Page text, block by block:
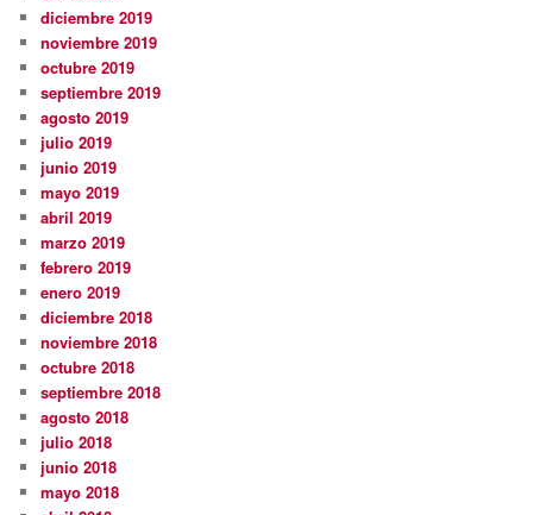
diciembre 2019
noviembre 2019
octubre 2019
septiembre 2019
agosto 2019
julio 2019
junio 2019
mayo 2019
abril 2019
marzo 2019
febrero 2019
enero 2019
diciembre 2018
noviembre 2018
octubre 2018
septiembre 2018
agosto 2018
julio 2018
junio 2018
mayo 2018